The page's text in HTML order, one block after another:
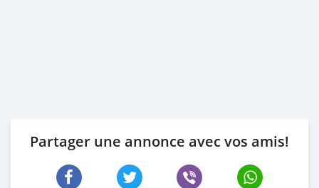
Partager une annonce avec vos amis!